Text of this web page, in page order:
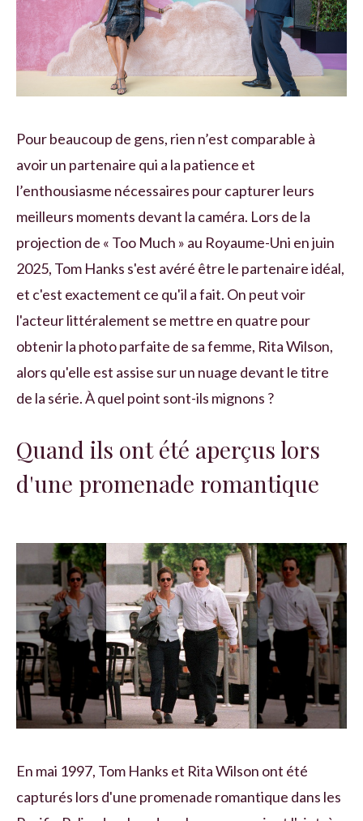
Pour beaucoup de gens, rien n’est comparable à
avoir un partenaire qui a la patience et
l’enthousiasme nécessaires pour capturer leurs
meilleurs moments devant la caméra. Lors de la
projection de « Too Much » au Royaume-Uni en juin
2025, Tom Hanks s'est avéré être le partenaire idéal,
et c'est exactement ce qu'il a fait. On peut voir
l'acteur littéralement se mettre en quatre pour
obtenir la photo parfaite de sa femme, Rita Wilson,
alors qu'elle est assise sur un nuage devant le titre
de la série. À quel point sont-ils mignons ?
Quand ils ont été aperçus lors
d'une promenade romantique
En mai 1997, Tom Hanks et Rita Wilson ont été
capturés lors d'une promenade romantique dans les